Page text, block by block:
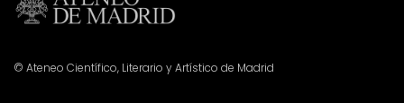
© Ateneo Científico, Literario y Artístico de Madrid